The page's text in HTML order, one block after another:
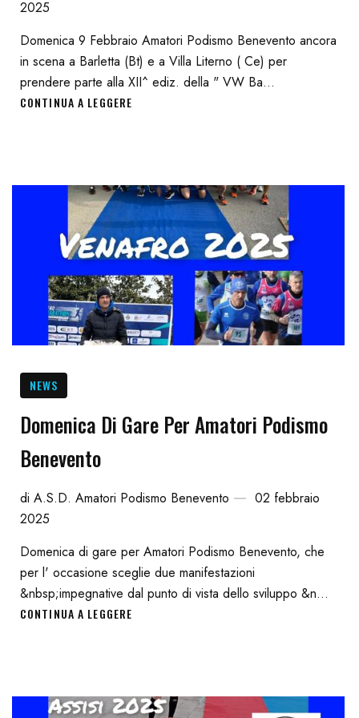
2025
Domenica 9 Febbraio Amatori Podismo Benevento ancora
in scena a Barletta (Bt) e a Villa Literno ( Ce) per
prendere parte alla XII^ ediz. della " VW Ba...
CONTINUA A LEGGERE
NEWS
Domenica Di Gare Per Amatori Podismo
Benevento
di A.S.D. Amatori Podismo Benevento
02 febbraio
2025
Domenica di gare per Amatori Podismo Benevento, che
per l' occasione sceglie due manifestazioni
&nbsp;impegnative dal punto di vista dello sviluppo &n...
CONTINUA A LEGGERE